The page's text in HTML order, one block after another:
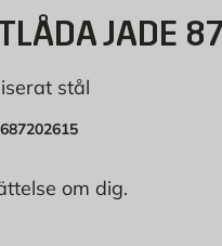
JADE
stål
687202615
om dig.